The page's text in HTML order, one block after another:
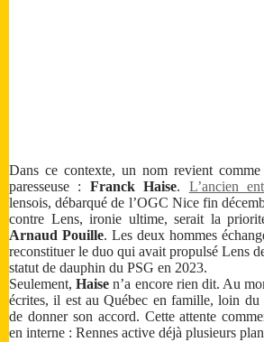
Dans ce contexte, un nom revient comme
paresseuse : Franck Haise. L’ancien
lensois, débarqué de l’OGC Nice fin
contre Lens, ironie ultime, serait la
Arnaud Pouille. Les deux hommes
reconstituer le duo qui avait propulsé Lens
statut de dauphin du PSG en 2023.
Seulement,Haise n’a encore rien dit. Au
écrites, il est au Québec en famille, loin
de donner son accord. Cette attente
en interne : Rennes active déjà plusieurs